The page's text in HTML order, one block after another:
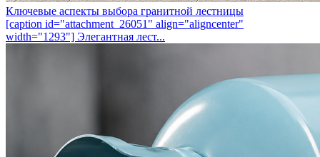
Ключевые аспекты выбора гранитной лестницы
[caption id="attachment_26051" align="aligncenter"
width="1293"] Элегантная лест...